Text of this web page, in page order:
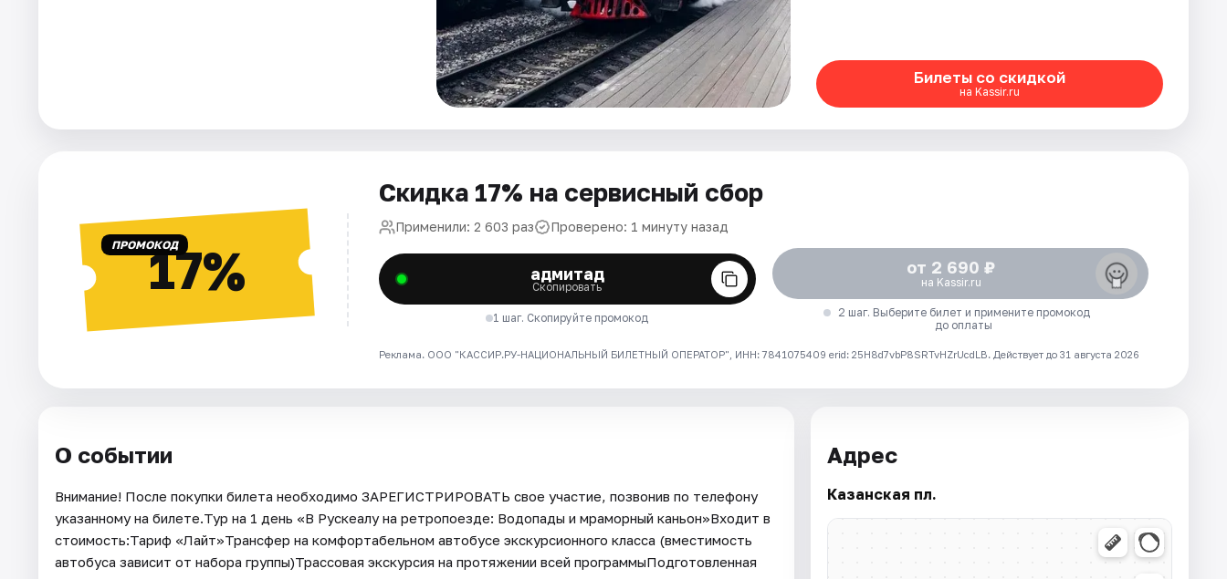
Билеты со скидкой
на Kassir.ru
ПРОМОКОД17%
Скидка 17% на сервисный сбор
Применили: 2 603 раз Проверено: 1 минуту назад
адмитад
Скопировать
1 шаг. Скопируйте промокод
от 2 690 ₽
на Kassir.ru
2 шаг. Выберите билет и примените промокод
до оплаты
Реклама. ООО "КАССИР.РУ-НАЦИОНАЛЬНЫЙ БИЛЕТНЫЙ ОПЕРАТОР", ИНН: 7841075409 erid: 25H8d7vbP8SRTvHZrUcdLB. Действует до 31 августа 2026
О событии
Внимание! После покупки билета необходимо ЗАРЕГИСТРИРОВАТЬ свое участие, позвонив по телефону
указанному на билете.Тур на 1 день «В Рускеалу на ретропоезде: Водопады и мраморный каньон»Входит в
стоимость:Тариф «Лайт»Трансфер на комфортабельном автобусе экскурсионного класса (вместимость
автобуса зависит от набора группы)Трассовая экскурсия на протяжении всей программыПодготовленная
Адрес
Казанская пл.